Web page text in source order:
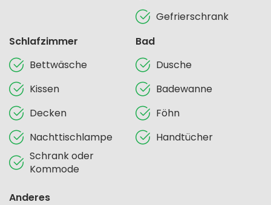
Gefrierschrank
Schlafzimmer
Bettwäsche
Kissen
Decken
Nachttischlampe
Schrank oder
Kommode
Bad
Dusche
Badewanne
Föhn
Handtücher
Anderes